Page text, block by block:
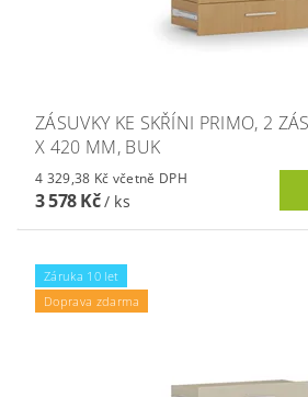
ZÁSUVKY KE SKŘÍNI PRIMO, 2
X 420 MM, BUK
4 329,38 Kč včetně DPH
3 578 Kč/ ks
Záruka 10 let
Doprava zdarma